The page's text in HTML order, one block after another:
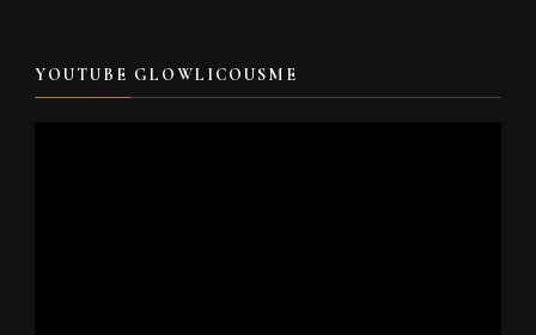
YOUTUBE GLOWLICOUSME